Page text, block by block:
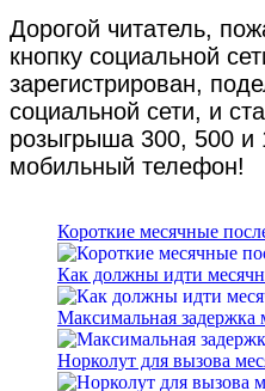
Дорогой читатель,
кнопку социальной
зарегистрирован,
социальной сети, и
розыгрыша 300, 500 и
мобильный телефон!
Короткие месячные
Как должны идти
Максимальная задержка
Норколут для вызова